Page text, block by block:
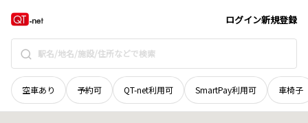
ログイン新規登録
空車あり 予約可 QT-net利用可 SmartPay利用可 車椅子
福井県